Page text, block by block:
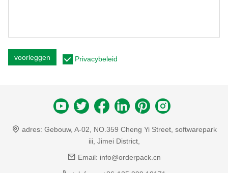
voorleggen Privacybeleid
adres: Gebouw, A-02, NO.359 Cheng Yi Street, softwarepark
iii, Jimei District,
Email: info@orderpack.cn